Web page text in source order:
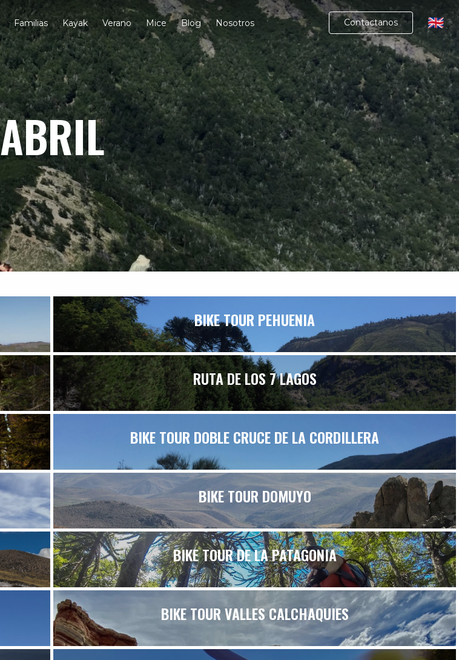
Familias Kayak Verano Mice Blog Nosotros Contactanos 🇬🇧
ABRIL
BIKE TOUR PEHUENIA
RUTA DE LOS 7 LAGOS
BIKE TOUR DOBLE CRUCE DE LA CORDILLERA
BIKE TOUR DOMUYO
BIKE TOUR DE LA PATAGONIA
BIKE TOUR VALLES CALCHAQUIES